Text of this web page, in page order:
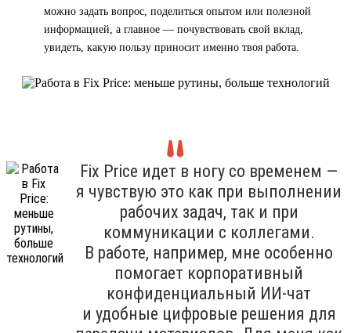
можно задать вопрос, поделиться опытом или полезной
информацией, а главное — почувствовать свой вклад,
увидеть, какую пользу приносит именно твоя работа.
Fix Price идет в ногу со временем —
я чувствую это как при выполнении
рабочих задач, так и при
коммуникации с коллегами.
В работе, например, мне особенно
помогает корпоративный
конфиденциальный ИИ-чат
и удобные цифровые решения для